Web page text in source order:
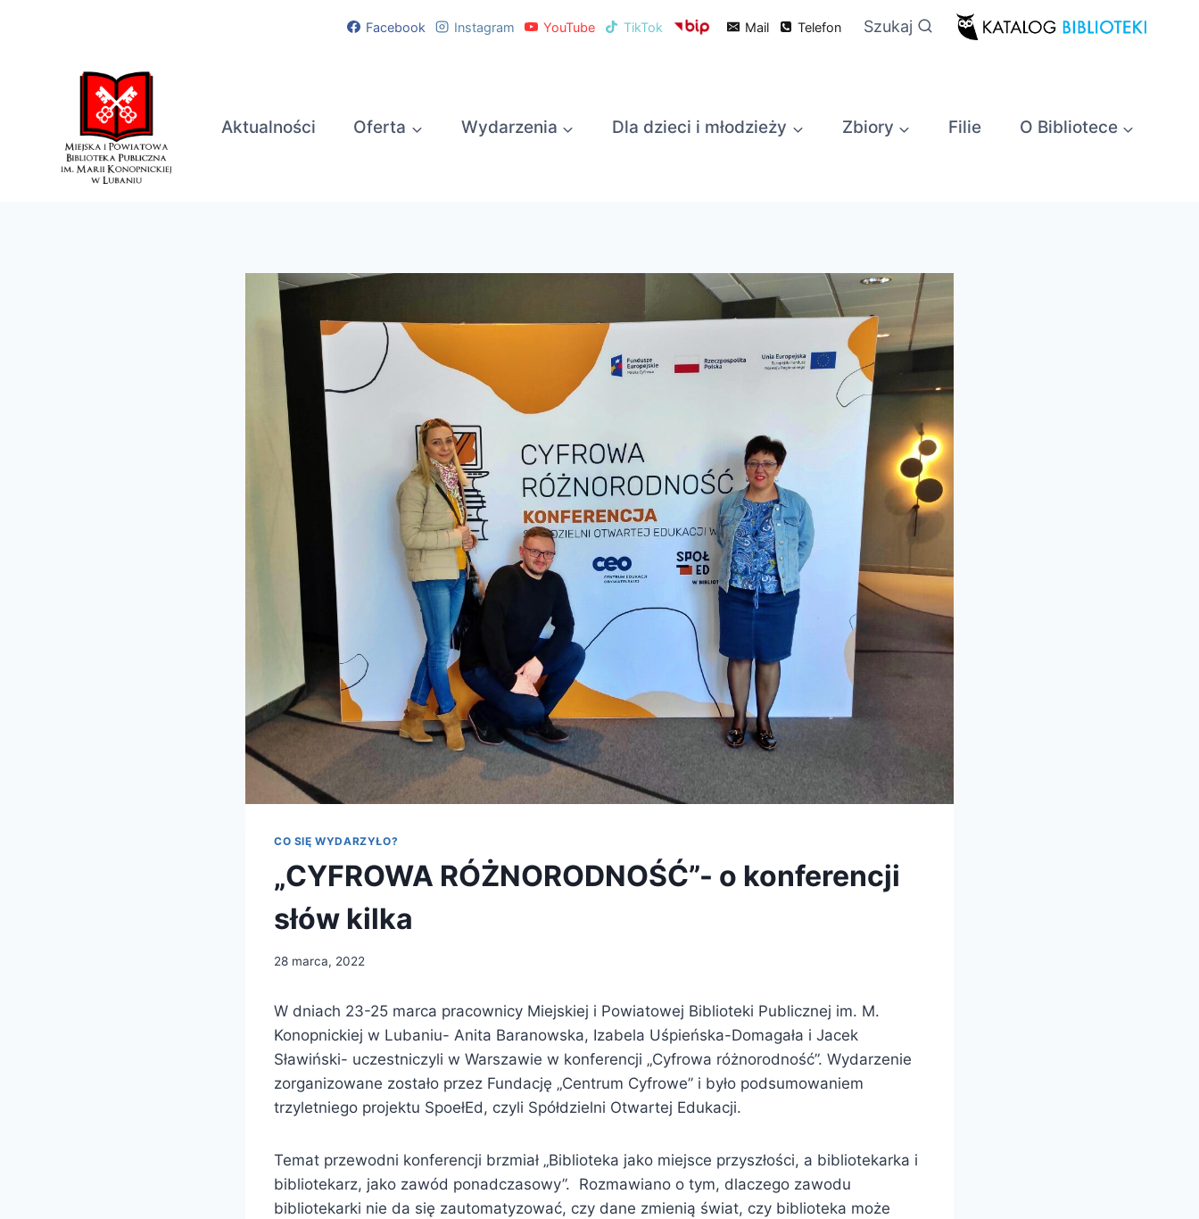
Facebook Instagram YouTube TikTok Mail Telefon Szukaj
Aktualności Oferta Wydarzenia Dla dzieci i młodzieży Zbiory Filie O Bibliotece
CO SIĘ WYDARZYŁO?
„CYFROWA RÓŻNORODNOŚĆ”- o konferencji
słów kilka
28 marca, 2022
W dniach 23-25 marca pracownicy Miejskiej i Powiatowej Biblioteki Publicznej im. M.
Konopnickiej w Lubaniu- Anita Baranowska, Izabela Uśpieńska-Domagała i Jacek
Sławiński- uczestniczyli w Warszawie w konferencji „Cyfrowa różnorodność”. Wydarzenie
zorganizowane zostało przez Fundację „Centrum Cyfrowe” i było podsumowaniem
trzyletniego projektu SpoełEd, czyli Spółdzielni Otwartej Edukacji.
Temat przewodni konferencji brzmiał „Biblioteka jako miejsce przyszłości, a bibliotekarka i
bibliotekarz, jako zawód ponadczasowy”. Rozmawiano o tym, dlaczego zawodu
bibliotekarki nie da się zautomatyzować, czy dane zmienią świat, czy biblioteka może